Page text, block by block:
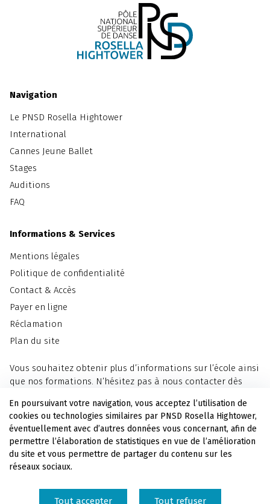
Navigation
Le PNSD Rosella Hightower
International
Cannes Jeune Ballet
Stages
Auditions
FAQ
Informations & Services
Mentions légales
Politique de confidentialité
Contact & Accès
Payer en ligne
Réclamation
Plan du site
Vous souhaitez obtenir plus d’informations sur l’école ainsi
que nos formations. N’hésitez pas à nous contacter dès
Nous contacter
Soutenez l'école en versant votre taxe d'apprentissage au
En poursuivant votre navigation, vous acceptez l’utilisation de
cookies ou technologies similaires par PNSD Rosella Hightower,
éventuellement avec d’autres données vous concernant, afin de
permettre l’élaboration de statistiques en vue de l’amélioration
du site et vous permettre de partager du contenu sur les
réseaux sociaux.
Tout accepter Tout refuser